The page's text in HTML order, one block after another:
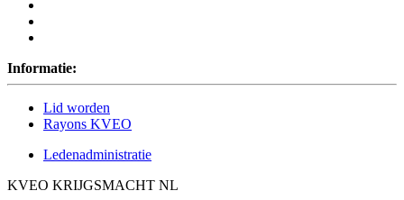
Informatie:
Lid worden
Rayons KVEO
Ledenadministratie
KVEO KRIJGSMACHT NL